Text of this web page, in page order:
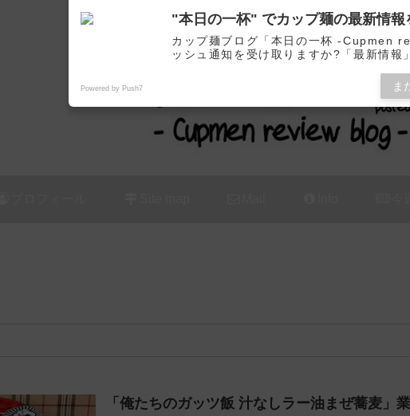
カップ麺の新商品をレビュー / アレンジする
「俺たちのガッツ飯 汁なしラー油まぜ蕎麦」
"本日の一杯" でカップ麺の最新情報
カップ麺ブログ「本日の一杯 -Cupmen
ッシュ通知を受け取りますか?「最新情報
Powered by Push7 ま